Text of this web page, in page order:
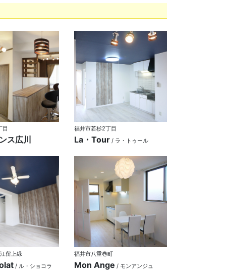
目
ス広川
福井市若杉2丁目
La・Tour / ラ・トゥール
留上緑
/ ル・ショコラ
福井市八重巻町
Mon Ange / モンアンジュ